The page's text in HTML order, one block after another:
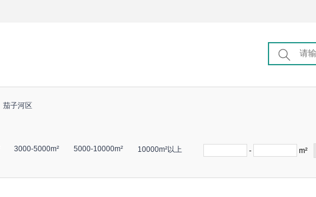
茄子河区
3000-5000m² 5000-10000m² 10000m²以上 - m²